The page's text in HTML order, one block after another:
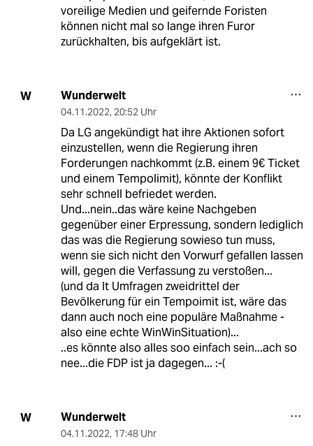
voreilige Medien und geifernde Foristen
können nicht mal so lange ihren Furor
zurückhalten, bis aufgeklärt ist.
W Wunderwelt
04.11.2022, 20:52 Uhr
Da LG angekündigt hat ihre Aktionen sofort
einzustellen, wenn die Regierung ihren
Forderungen nachkommt (z.B. einem 9€ Ticket
und einem Tempolimit), könnte der Konflikt
sehr schnell befriedet werden.
Und...nein..das wäre keine Nachgeben
gegenüber einer Erpressung, sondern lediglich
das was die Regierung sowieso tun muss,
wenn sie sich nicht den Vorwurf gefallen lassen
will, gegen die Verfassung zu verstoßen...
(und da lt Umfragen zweidrittel der
Bevölkerung für ein Tempoimit ist, wäre das
dann auch noch eine populäre Maßnahme -
also eine echte WinWinSituation)...
..es könnte also alles soo einfach sein...ach so
nee...die FDP ist ja dagegen... :-(
W Wunderwelt
04.11.2022, 17:48 Uhr